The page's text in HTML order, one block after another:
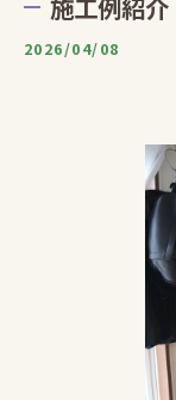
施工例紹介
2026/04/08